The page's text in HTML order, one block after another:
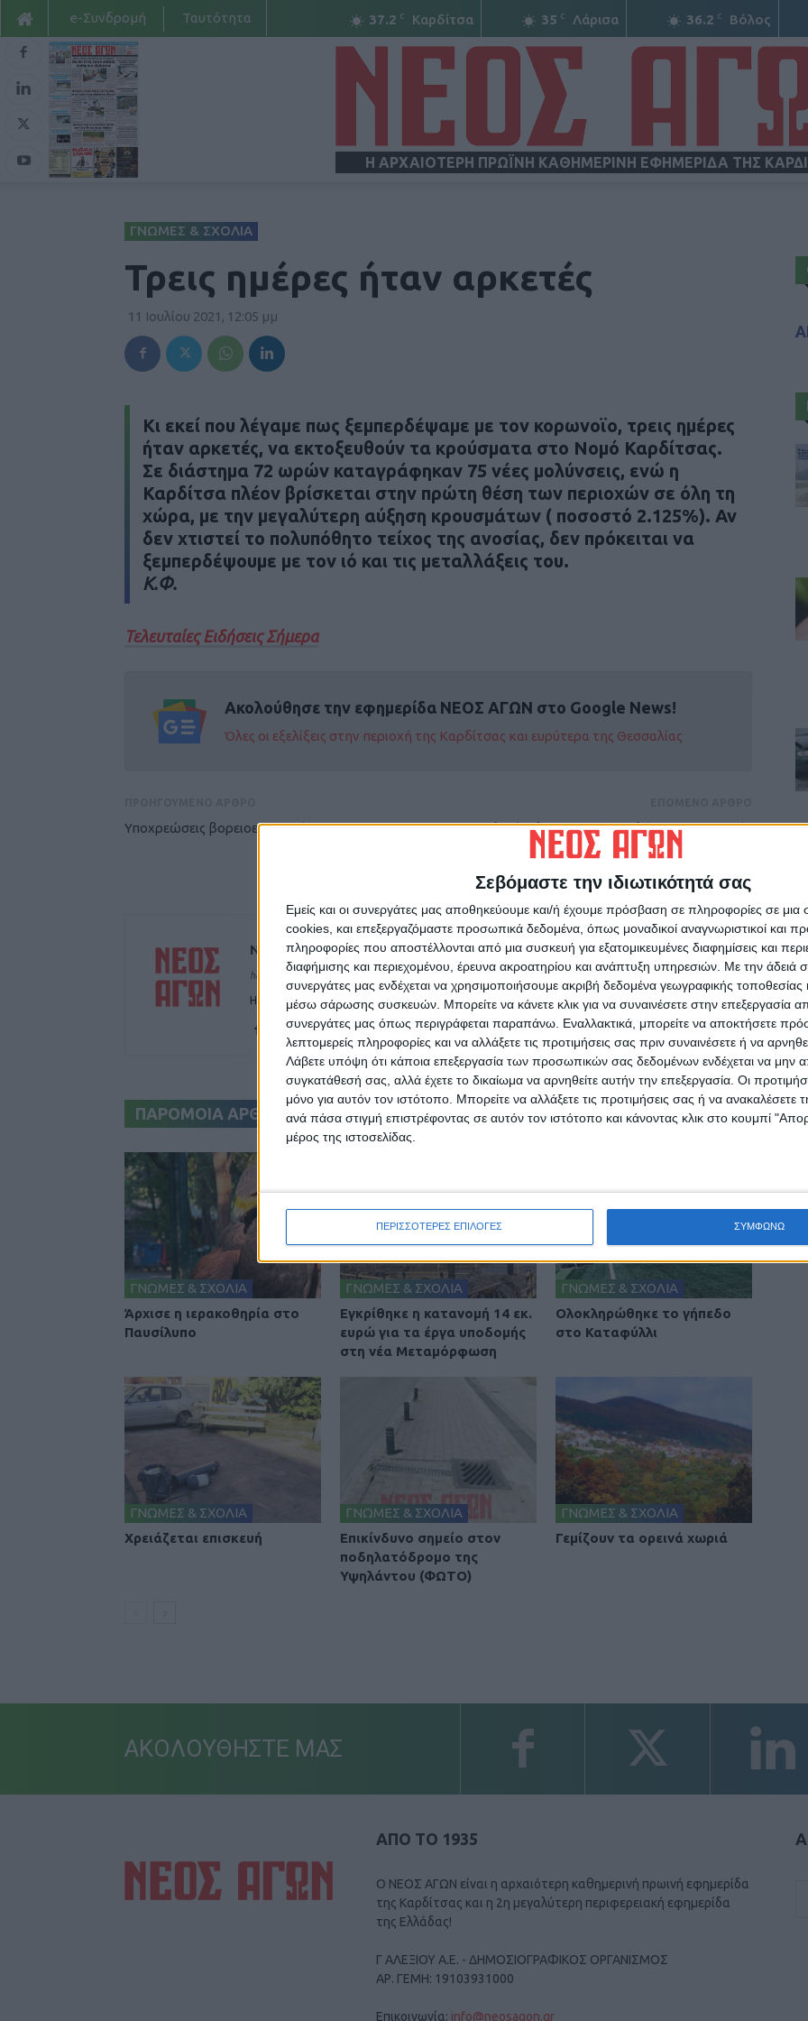
Σεβόμαστε την ιδιωτικότητά σας
Εμείς και οι συνεργάτες μας αποθηκεύουμε και/ή έχουμε πρόσβαση σε πληροφορίες σε
cookies, και επεξεργαζόμαστε προσωπικά δεδομένα, όπως μοναδικοί αναγνωριστικοί και
πληροφορίες που αποστέλλονται από μια συσκευή για εξατομικευμένες διαφημίσεις και
διαφήμισης και περιεχομένου, έρευνα ακροατηρίου και ανάπτυξη υπηρεσιών. Με την άδειά
συνεργάτες μας ενδέχεται να χρησιμοποιήσουμε ακριβή δεδομένα γεωγραφικής τοποθεσίας
μέσω σάρωσης συσκευών. Μπορείτε να κάνετε κλικ για να συναινέσετε στην επεξεργασία
συνεργάτες μας όπως περιγράφεται παραπάνω. Εναλλακτικά, μπορείτε να αποκτήσετε
λεπτομερείς πληροφορίες και να αλλάξετε τις προτιμήσεις σας πριν συναινέσετε ή να
Λάβετε υπόψη ότι κάποια επεξεργασία των προσωπικών σας δεδομένων ενδέχεται να μην
συγκατάθεσή σας, αλλά έχετε το δικαίωμα να αρνηθείτε αυτήν την επεξεργασία. Οι
μόνο για αυτόν τον ιστότοπο. Μπορείτε να αλλάξετε τις προτιμήσεις σας ή να ανακαλέσετε
ανά πάσα στιγμή επιστρέφοντας σε αυτόν τον ιστότοπο και κάνοντας κλικ στο κουμπί
μέρος της ιστοσελίδας.
ΠΕΡΙΣΣΟΤΕΡΕΣ ΕΠΙΛΟΓΕΣ ΣΥΜΦΩΝΩ
37.2 C Καρδίτσα 35 C Λάρισα 36.2 C Βόλος
e-Συνδρομή Ταυτότητα
Η ΑΡΧΑΙΟΤΕΡΗ ΠΡΩΪΝΗ ΚΑΘΗΜΕΡΙΝΗ ΕΦΗΜΕΡΙΔΑ ΤΗΣ
ΓΝΩΜΕΣ & ΣΧΟΛΙΑ
Τρεις ημέρες ήταν αρκετές
11 Ιουλίου 2021, 12:05 μμ
Κι εκεί που λέγαμε πως ξεμπερδέψαμε με τον κορωνοϊο, τρεις ημέρες
ήταν αρκετές, να εκτοξευθούν τα κρούσματα στο Νομό Καρδίτσας.
Σε διάστημα 72 ωρών καταγράφηκαν 75 νέες μολύνσεις, ενώ η
Καρδίτσα πλέον βρίσκεται στην πρώτη θέση των περιοχών σε όλη τη
χώρα, με την μεγαλύτερη αύξηση κρουσμάτων ( ποσοστό 2.125%). Αν
δεν χτιστεί το πολυπόθητο τείχος της ανοσίας, δεν πρόκειται να
ξεμπερδέψουμε με τον ιό και τις μεταλλάξεις του.
Κ.Φ.
Τελευταίες Ειδήσεις Σήμερα
Ακολούθησε την εφημερίδα ΝΕΟΣ ΑΓΩΝ στο Google News!
Όλες οι εξελίξεις στην περιοχή της Καρδίτσας και ευρύτερα της Θεσσαλίας
Υποχρεώσεις βορειοευρωπαίων...
Ηλιούπολη: Στον εισαγγελέα ο αστυνομικός
που κρατούσε αιχμάλωτη και εξέδιδε την
ΝΕΟΣ ΑΓΩΝ
https://neosagon.gr
Η Αρχαιότερη Καθημερινή Πρωινή Εφημερίδα της Καρδίτσας
ΠΑΡΟΜΟΙΑ ΑΡΘΡΑ
ΓΝΩΜΕΣ & ΣΧΟΛΙΑ
Άρχισε η ιερακοθηρία στο
Παυσίλυπο
ΓΝΩΜΕΣ & ΣΧΟΛΙΑ
Εγκρίθηκε η κατανομή 14 εκ.
ευρώ για τα έργα υποδομής
στη νέα Μεταμόρφωση
ΓΝΩΜΕΣ & ΣΧΟΛΙΑ
Ολοκληρώθηκε το γήπεδο
στο Καταφύλλι
ΓΝΩΜΕΣ & ΣΧΟΛΙΑ
Χρειάζεται επισκευή
ΓΝΩΜΕΣ & ΣΧΟΛΙΑ
Επικίνδυνο σημείο στον
ποδηλατόδρομο της
Υψηλάντου (ΦΩΤΟ)
ΓΝΩΜΕΣ & ΣΧΟΛΙΑ
Γεμίζουν τα ορεινά χωριά
ΑΚΟΛΟΥΘΗΣΤΕ ΜΑΣ
ΑΠΟ ΤΟ 1935
Ο ΝΕΟΣ ΑΓΩΝ είναι η αρχαιότερη καθημερινή πρωινή εφημερίδα
της Καρδίτσας και η 2η μεγαλύτερη περιφερειακή εφημερίδα
της Ελλάδας!
Γ ΑΛΕΞΙΟΥ Α.Ε. - ΔΗΜΟΣΙΟΓΡΑΦΙΚΟΣ ΟΡΓΑΝΙΣΜΟΣ
ΑΡ. ΓΕΜΗ: 19103931000
Επικοινωνία: info@neosagon.gr